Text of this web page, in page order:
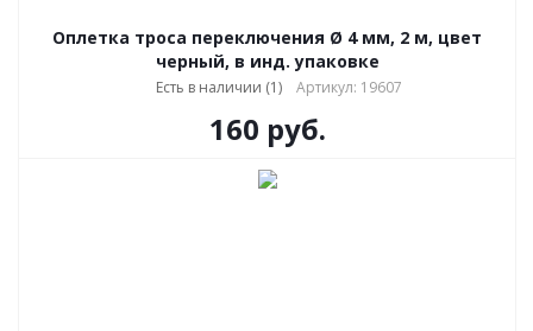
Оплетка троса переключения Ø 4 мм, 2 м, цвет
черный, в инд. упаковке
Есть в наличии (1) Артикул: 19607
160 руб.